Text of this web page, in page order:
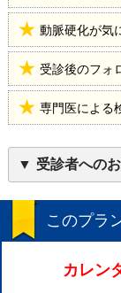
動脈硬化が気
受診後のフォ
専門医による
受診者への
このプラ
カレン